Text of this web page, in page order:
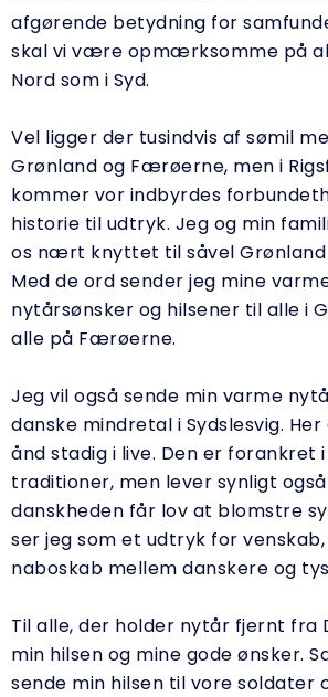
afgørende betydning for
skal vi være opmærksomme på
Nord som i Syd.
Vel ligger der tusindvis af sømil
Grønland og Færøerne, men i
kommer vor indbyrdes
historie til udtryk. Jeg og min
os nært knyttet til såvel
Med de ord sender jeg mine
nytårsønsker og hilsener til alle i
alle på Færøerne.
Jeg vil også sende min varme
danske mindretal i Sydslesvig.
ånd stadig i live. Den er forankret
traditioner, men lever synligt
danskheden får lov at blomstre
ser jeg som et udtryk for
naboskab mellem danskere og
Til alle, der holder nytår fjernt fra
min hilsen og mine gode ønsker.
sende min hilsen til vore soldater